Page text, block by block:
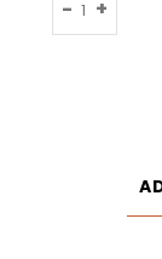
Casamorati
quantity
- +